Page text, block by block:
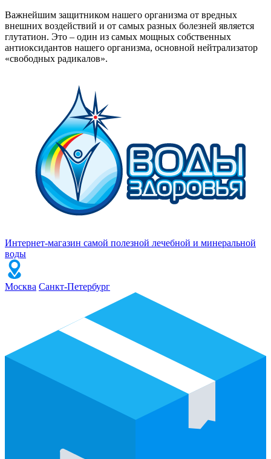
Важнейшим защитником нашего организма от вредных
внешних воздействий и от самых разных болезней является
глутатион. Это – один из самых мощных собственных
антиоксидантов нашего организма, основной нейтрализатор
«свободных радикалов».
Интернет-магазин самой полезной лечебной и минеральной
воды
Москва Санкт-Петербург